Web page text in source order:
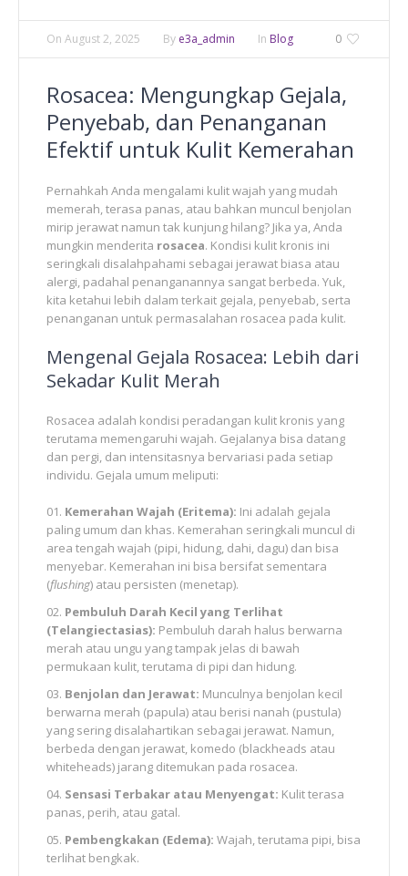
0
On August 2, 2025 By e3a_admin In Blog
Rosacea: Mengungkap Gejala,
Penyebab, dan Penanganan
Efektif untuk Kulit Kemerahan
Pernahkah Anda mengalami kulit wajah yang mudah
memerah, terasa panas, atau bahkan muncul benjolan
mirip jerawat namun tak kunjung hilang? Jika ya, Anda
mungkin menderita rosacea. Kondisi kulit kronis ini
seringkali disalahpahami sebagai jerawat biasa atau
alergi, padahal penanganannya sangat berbeda. Yuk,
kita ketahui lebih dalam terkait gejala, penyebab, serta
penanganan untuk permasalahan rosacea pada kulit.
Mengenal Gejala Rosacea: Lebih dari
Sekadar Kulit Merah
Rosacea adalah kondisi peradangan kulit kronis yang
terutama memengaruhi wajah. Gejalanya bisa datang
dan pergi, dan intensitasnya bervariasi pada setiap
individu. Gejala umum meliputi:
Kemerahan Wajah (Eritema): Ini adalah gejala
paling umum dan khas. Kemerahan seringkali muncul di
area tengah wajah (pipi, hidung, dahi, dagu) dan bisa
menyebar. Kemerahan ini bisa bersifat sementara
(flushing) atau persisten (menetap).
Pembuluh Darah Kecil yang Terlihat
(Telangiectasias): Pembuluh darah halus berwarna
merah atau ungu yang tampak jelas di bawah
permukaan kulit, terutama di pipi dan hidung.
Benjolan dan Jerawat: Munculnya benjolan kecil
berwarna merah (papula) atau berisi nanah (pustula)
yang sering disalahartikan sebagai jerawat. Namun,
berbeda dengan jerawat, komedo (blackheads atau
whiteheads) jarang ditemukan pada rosacea.
Sensasi Terbakar atau Menyengat: Kulit terasa
panas, perih, atau gatal.
Pembengkakan (Edema): Wajah, terutama pipi, bisa
terlihat bengkak.